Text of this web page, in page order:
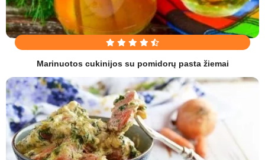
Marinuotos cukinijos su pomidorų pasta žiemai